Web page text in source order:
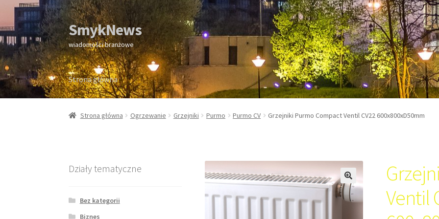
Przejdź
do
nawigacji
Przejdź
do
treści
SmykNews
wiadomości branżowe
Strona główna
Strona główna
Strona główna Ogrzewanie Grzejniki Purmo Purmo CV Grzejniki Purmo Compact Ventil CV22 600x800xD50mm
Ventil
Działy tematyczne
Bez kategorii
Biznes